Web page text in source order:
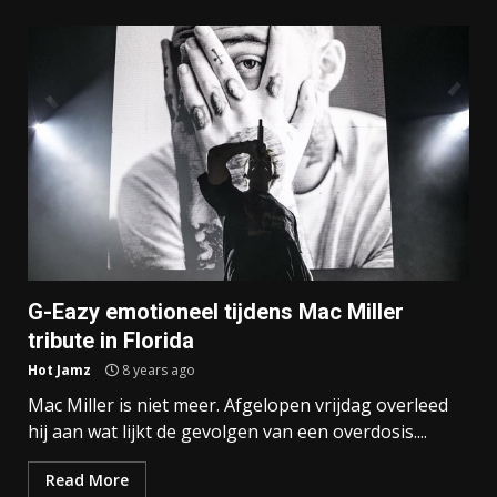
G-Eazy emotioneel tijdens Mac Miller
tribute in Florida
Hot Jamz 8 years ago
Mac Miller is niet meer. Afgelopen vrijdag overleed
hij aan wat lijkt de gevolgen van een overdosis....
Read More